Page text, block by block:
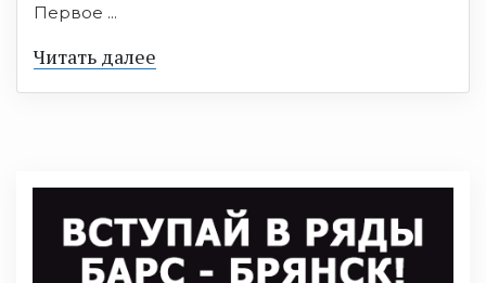
Первое ...
Читать далее